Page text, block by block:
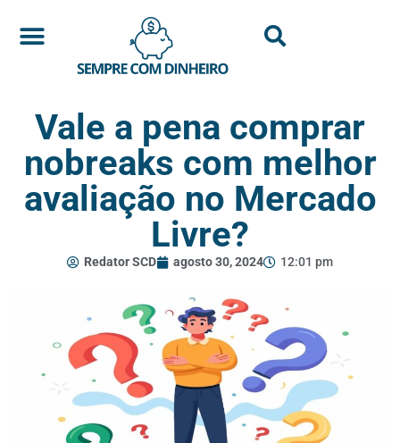
Vale a pena comprar
nobreaks com melhor
avaliação no Mercado
Livre?
Redator SCD agosto 30, 2024 12:01 pm